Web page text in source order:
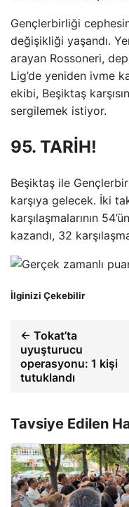
Gençlerbirliği
değişikliği yaşandı.
arayan Rossoneri,
Lig’de yeniden ivme
ekibi, Beşiktaş
sergilemek istiyor.
95. TARİH!
Beşiktaş ile
karşıya gelecek. İki
karşılaşmalarının
kazandı, 32
İlginizi Çekebilir
← Tokat’ta
uyuşturucu
operasyonu: 1 kişi
tutuklandı
Tavsiye Edilen